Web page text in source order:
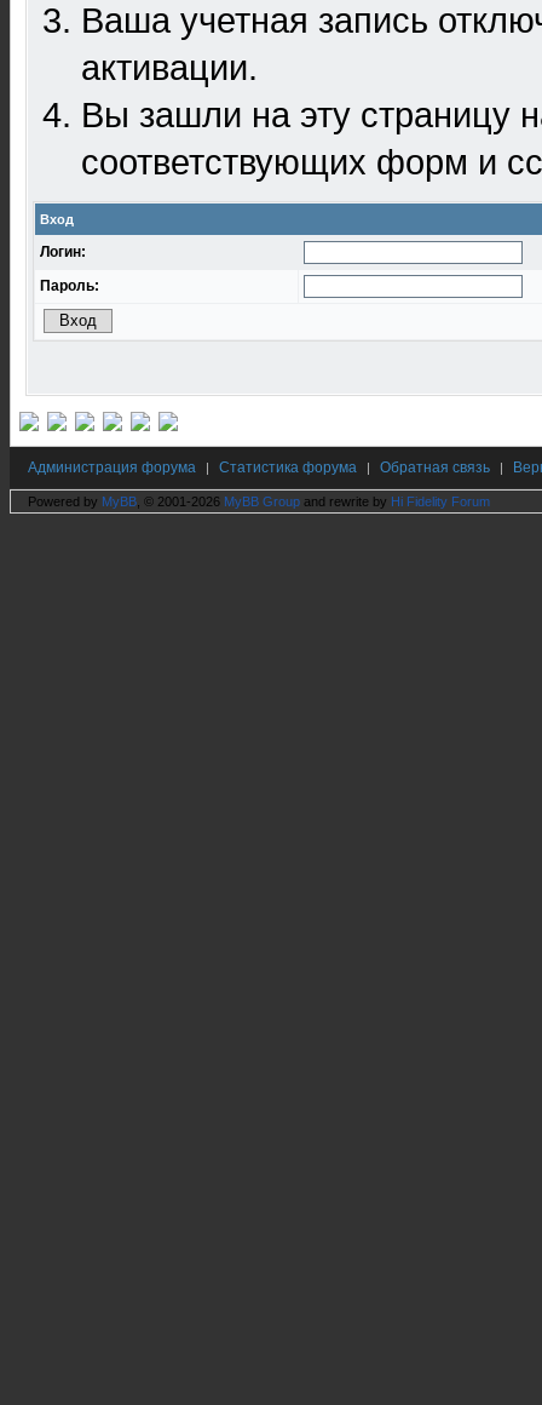
Ваша учетная запись
активации.
Вы зашли на эту
соответствующих форм и
Вход
Логин:
Пароль:
Администрация форума | Статистика форума | Обратная связь |
Powered by MyBB , © 2001-2026 MyBB Group and rewrite by Hi Fidelity Forum